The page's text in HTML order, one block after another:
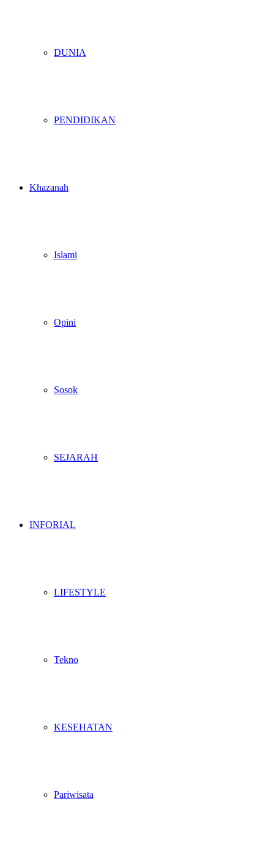
DUNIA
PENDIDIKAN
Khazanah
Islami
Opini
Sosok
SEJARAH
INFORIAL
LIFESTYLE
Tekno
KESEHATAN
Pariwisata